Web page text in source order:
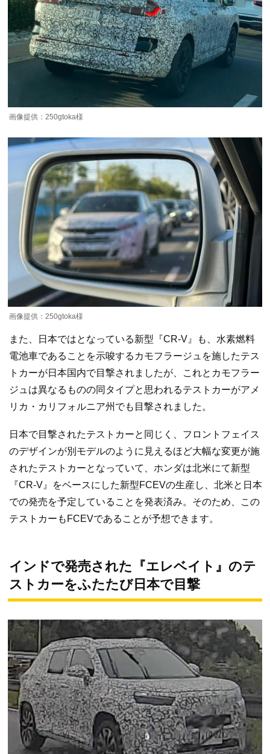
画像提供：250gtoka様
画像提供：250gtoka様
また、日本ではとなっている新型『CR-V』も、水素燃料
電池車であることを示唆するカモフラージュを施したテス
トカーが日本国内で目撃されましたが、これとカモフラー
ジュは異なるものの同タイプと思われるテストカーがアメ
リカ・カリフォルニア州でも目撃されました。
日本で目撃されたテストカーと同じく、フロントフェイス
のデザインが別モデルのように見えるほど大幅な変更が施
されたテストカーとなっていて、ホンダは北米にて新型
『CR-V』をベースにした新型FCEVの生産し、北米と日本
での発売を予定していることを発表済み。そのため、この
テストカーもFCEVであることが予想できます。
インドで発売された『エレベイト』のテ
ストカーをふたたび日本で目撃